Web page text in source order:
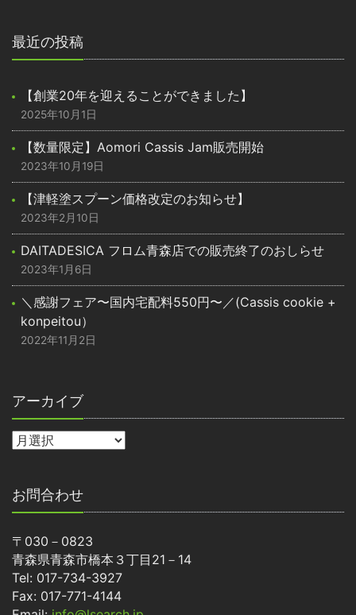
最近の投稿
【創業20年を迎えることができました】
2025年10月1日
【数量限定】Aomori Cassis Jam販売開始
2023年10月19日
【津軽塗スプーン価格改定のお知らせ】
2023年2月10日
DAITADESICA フロム青森店での販売終了のおしらせ
2023年1月6日
＼感謝フェア〜国内宅配料550円〜／(Cassis cookie +
konpeitou）
2022年11月2日
アーカイブ
お問合わせ
〒030－0823
青森県青森市橋本３丁目21－14
Tel: 017-734-3927
Fax: 017-771-4144